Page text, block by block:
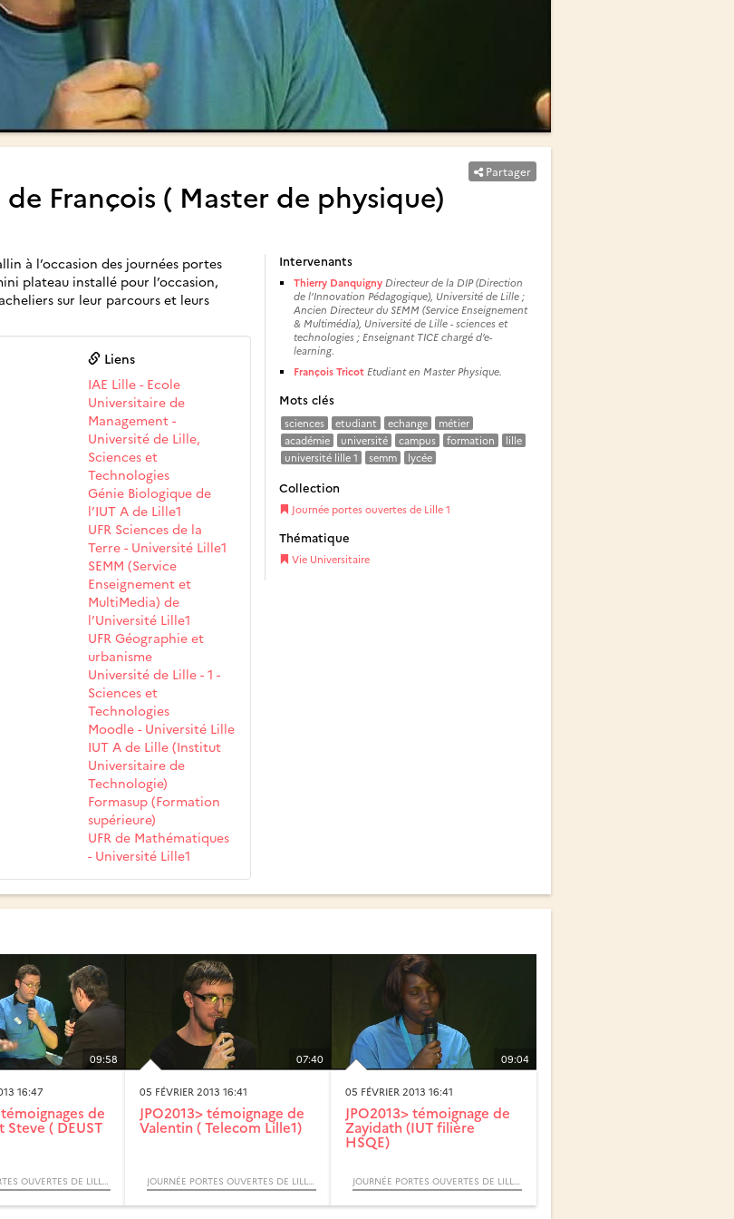
Partager
de François ( Master de physique)
à l’occasion des journées portes
plateau installé pour l’occasion,
sur leur parcours et leurs
Liens
IAE Lille - Ecole
Universitaire de
Management -
Université de Lille,
Sciences et
Technologies
Génie Biologique de
l’IUT A de Lille1
UFR Sciences de la
Terre - Université Lille1
SEMM (Service
Enseignement et
MultiMedia) de
l’Université Lille1
UFR Géographie et
urbanisme
Université de Lille - 1 -
Sciences et
Technologies
Moodle - Université Lille
IUT A de Lille (Institut
Universitaire de
Technologie)
Formasup (Formation
supérieure)
UFR de Mathématiques
- Université Lille1
Intervenants
Thierry Danquigny Directeur de la DIP (Direction
de l’Innovation Pédagogique), Université de Lille ;
Ancien Directeur du SEMM (Service Enseignement
& Multimédia), Université de Lille - sciences et
technologies ; Enseignant TICE chargé d’e-
learning.
François Tricot Etudiant en Master Physique.
Mots clés
sciences etudiant echange
métier
académie
université campus formation
lille
université lille 1
semm lycée
Collection
Journée portes ouvertes de Lille 1
Thématique
Vie Universitaire
09:58
16:47
témoignages de
( DEUST
JOURNÉE PORTES OUVERTES DE LILLE 1
07:40
05 FÉVRIER 2013 16:41
JPO2013> témoignage de
Valentin ( Telecom Lille1)
JOURNÉE PORTES OUVERTES DE LILLE 1
09:04
05 FÉVRIER 2013 16:41
JPO2013> témoignage de
Zayidath (IUT filière
HSQE)
JOURNÉE PORTES OUVERTES DE LILLE 1